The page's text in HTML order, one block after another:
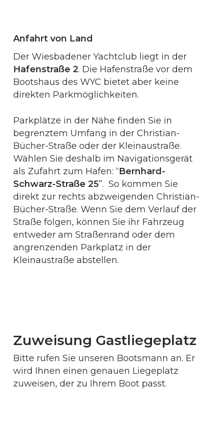
Anfahrt von Land
Der Wiesbadener Yachtclub liegt in der
Hafenstraße 2. Die Hafenstraße vor dem
Bootshaus des WYC bietet aber keine
direkten Parkmöglichkeiten.
Parkplätze in der Nähe finden Sie in
begrenztem Umfang in der Christian-
Bücher-Straße oder der Kleinaustraße.
Wählen Sie deshalb im Navigationsgerät
als Zufahrt zum Hafen: “Bernhard-
Schwarz-Straße 25”. So kommen Sie
direkt zur rechts abzweigenden Christian-
Bücher-Straße. Wenn Sie dem Verlauf der
Straße folgen, können Sie ihr Fahrzeug
entweder am Straßenrand oder dem
angrenzenden Parkplatz in der
Kleinaustraße abstellen.
Zuweisung Gastliegeplatz
Bitte rufen Sie unseren Bootsmann an. Er
wird Ihnen einen genauen Liegeplatz
zuweisen, der zu Ihrem Boot passt.